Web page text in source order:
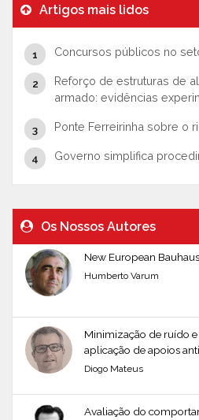
Artigos mais lidos
Concursos públicos no
Reforço de estruturas de
armado: evidências
Ponte Ferreirinha sobre o
Governo simplifica
Os Nossos Autores
New European
Humberto Varum
Minimização de ruído
aplicação de apoios
Diogo Mateus
Avaliação do